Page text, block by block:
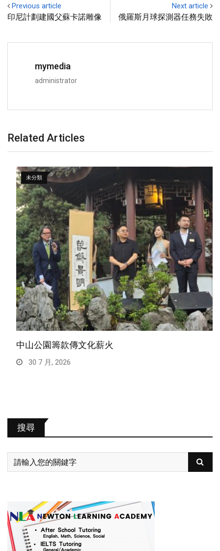
Previous article
印尼計劃建國父蘇卡諾雕像
Next article
俄羅斯月球探測器任務失敗
mymedia
administrator
Related Articles
未分類
中山公園籌款傳文化薪火
30 7 月, 2026
搜尋